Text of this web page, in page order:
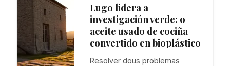
Lugo lidera a
investigación verde: o
aceite usado de cociña
convertido en bioplástico
Resolver dous problemas